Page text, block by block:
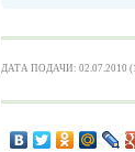
ДАТА ПОДАЧИ: 02.07.2010